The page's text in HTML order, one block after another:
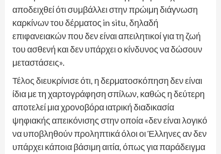
αποδειχθεί ότι συμβάλλει στην πρώιμη διάγνωση
καρκίνων του δέρματος in situ, δηλαδή
επιφανειακών που δεν είναι απειλητικοί για τη ζωή
του ασθενή και δεν υπάρχει ο κίνδυνος να δώσουν
μεταστάσεις».
Τέλος διευκρίνισε ότι, η δερματοσκόπηση δεν είναι
ίδια με τη χαρτογράφηση σπίλων, καθώς η δεύτερη
αποτελεί μια χρονοβόρα ιατρική διαδικασία
ψηφιακής απεικόνισης στην οποία «δεν είναι λογικό
να υποβληθούν προληπτικά όλοι οι Έλληνες αν δεν
υπάρχει κάποια βάσιμη αιτία, όπως για παράδειγμα